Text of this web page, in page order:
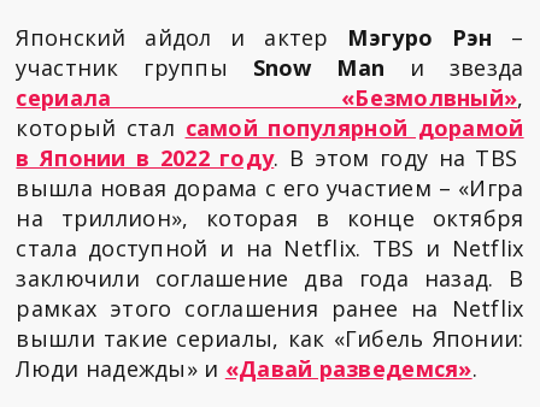
Японский айдол и актер Мэгуро Рэн –
участник группы Snow Man и звезда
сериала «Безмолвный»,
который стал самой популярной дорамой
в Японии в 2022 году. В этом году на TBS
вышла новая дорама с его участием – «Игра
на триллион», которая в конце октября
стала доступной и на Netflix. TBS и Netflix
заключили соглашение два года назад. В
рамках этого соглашения ранее на Netflix
вышли такие сериалы, как «Гибель Японии:
Люди надежды» и «Давай разведемся».